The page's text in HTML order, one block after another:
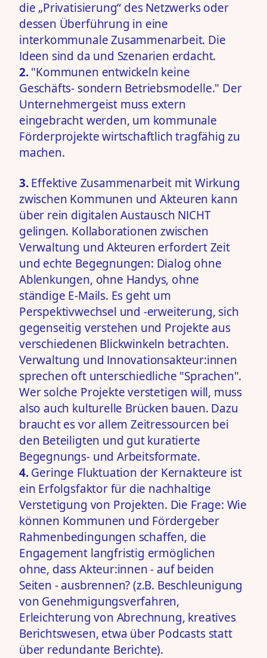
die „Privatisierung“ des Netzwerks oder
dessen Überführung in eine
interkommunale Zusammenarbeit. Die
Ideen sind da und Szenarien erdacht.
2."Kommunen entwickeln keine
Geschäfts- sondern Betriebsmodelle." Der
Unternehmergeist muss extern
eingebracht werden, um kommunale
Förderprojekte wirtschaftlich tragfähig zu
machen.
3.Effektive Zusammenarbeit mit Wirkung
zwischen Kommunen und Akteuren kann
über rein digitalen Austausch NICHT
gelingen. Kollaborationen zwischen
Verwaltung und Akteuren erfordert Zeit
und echte Begegnungen: Dialog ohne
Ablenkungen, ohne Handys, ohne
ständige E-Mails. Es geht um
Perspektivwechsel und -erweiterung, sich
gegenseitig verstehen und Projekte aus
verschiedenen Blickwinkeln betrachten.
Verwaltung und Innovationsakteur:innen
sprechen oft unterschiedliche "Sprachen".
Wer solche Projekte verstetigen will, muss
also auch kulturelle Brücken bauen. Dazu
braucht es vor allem Zeitressourcen bei
den Beteiligten und gut kuratierte
Begegnungs- und Arbeitsformate.
4.Geringe Fluktuation der Kernakteure ist
ein Erfolgsfaktor für die nachhaltige
Verstetigung von Projekten. Die Frage: Wie
können Kommunen und Fördergeber
Rahmenbedingungen schaffen, die
Engagement langfristig ermöglichen
ohne, dass Akteur:innen - auf beiden
Seiten - ausbrennen? (z.B. Beschleunigung
von Genehmigungsverfahren,
Erleichterung von Abrechnung, kreatives
Berichtswesen, etwa über Podcasts statt
über redundante Berichte).